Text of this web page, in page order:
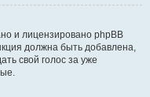
и лицензировано phpBB
должна быть добавлена,
свой голос за уже